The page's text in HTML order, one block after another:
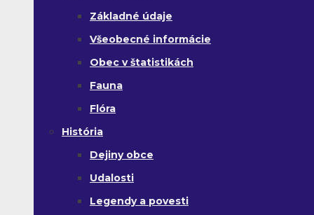
Základné údaje
Všeobecné informácie
Obec v štatistikách
Fauna
Flóra
História
Dejiny obce
Udalosti
Legendy a povesti